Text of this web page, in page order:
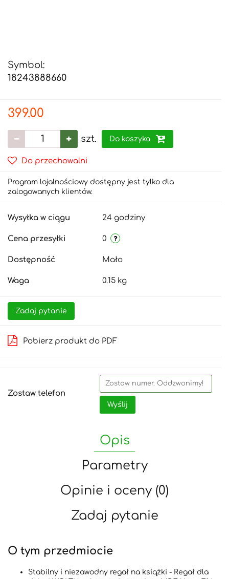
Symbol:
18243888660
399.00
szt. Do koszyka
Do przechowalni
Program lojalnościowy dostępny jest tylko dla
zalogowanych klientów.
Wysyłka w ciągu 24 godziny
Cena przesyłki 0
Dostępność Mało
Waga 0.15 kg
Zadaj pytanie
Pobierz produkt do PDF
Zostaw telefon
Wyślij
Opis
Parametry
Opinie i oceny (0)
Zadaj pytanie
O tym przedmiocie
Stabilny i niezawodny regał na książki - Regał dla